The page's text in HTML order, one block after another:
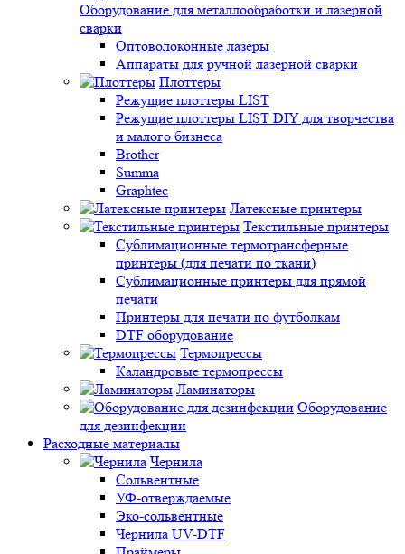
Оборудование для металлообработки и лазерной
сварки
Оптоволоконные лазеры
Аппараты для ручной лазерной сварки
Плоттеры
Режущие плоттеры LIST
Режущие плоттеры LIST DIY для творчества
и малого бизнеса
Brother
Summa
Graphtec
Латексные принтеры
Текстильные принтеры
Сублимационные термотрансферные
принтеры (для печати по ткани)
Сублимационные принтеры для прямой
печати
Принтеры для печати по футболкам
DTF оборудование
Термопрессы
Каландровые термопрессы
Ламинаторы
Оборудование
для дезинфекции
Расходные материалы
Чернила
Сольвентные
УФ-отверждаемые
Эко-сольвентные
Чернила UV-DTF